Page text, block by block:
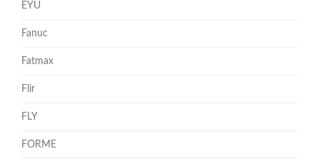
EYU
Fanuc
Fatmax
Flir
FLY
FORME